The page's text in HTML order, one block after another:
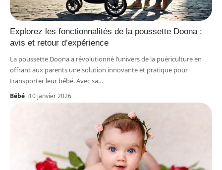
Explorez les fonctionnalités de la poussette Doona :
avis et retour d’expérience
La poussette Doona a révolutionné l’univers de la puériculture en
offrant aux parents une solution innovante et pratique pour
transporter leur bébé. Avec sa…
Bébé 10 janvier 2026